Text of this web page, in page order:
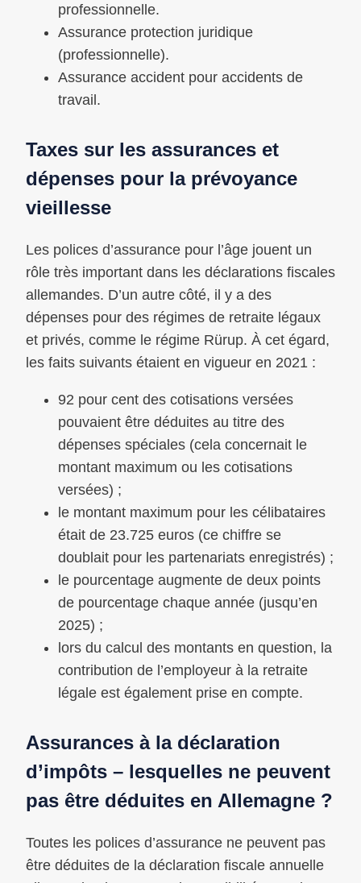
professionnelle.
Assurance protection juridique
(professionnelle).
Assurance accident pour accidents de
travail.
Taxes sur les assurances et
dépenses pour la prévoyance
vieillesse
Les polices d’assurance pour l’âge jouent un
rôle très important dans les déclarations fiscales
allemandes. D’un autre côté, il y a des
dépenses pour des régimes de retraite légaux
et privés, comme le régime Rürup. À cet égard,
les faits suivants étaient en vigueur en 2021 :
92 pour cent des cotisations versées
pouvaient être déduites au titre des
dépenses spéciales (cela concernait le
montant maximum ou les cotisations
versées) ;
le montant maximum pour les célibataires
était de 23.725 euros (ce chiffre se
doublait pour les partenariats enregistrés) ;
le pourcentage augmente de deux points
de pourcentage chaque année (jusqu’en
2025) ;
lors du calcul des montants en question, la
contribution de l’employeur à la retraite
légale est également prise en compte.
Assurances à la déclaration
d’impôts – lesquelles ne peuvent
pas être déduites en Allemagne ?
Toutes les polices d’assurance ne peuvent pas
être déduites de la déclaration fiscale annuelle